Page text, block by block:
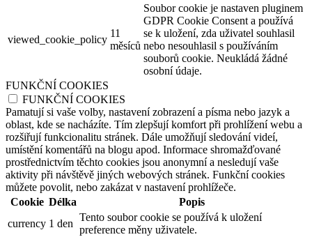
viewed_cookie_policy
11
měsíců
Soubor cookie je nastaven pluginem
GDPR Cookie Consent a používá
se k uložení, zda uživatel souhlasil
nebo nesouhlasil s používáním
souborů cookie. Neukládá žádné
osobní údaje.
FUNKČNÍ COOKIES
FUNKČNÍ COOKIES
Pamatují si vaše volby, nastavení zobrazení a písma nebo jazyk a
oblast, kde se nacházíte. Tím zlepšují komfort při prohlížení webu a
rozšiřují funkcionalitu stránek. Dále umožňují sledování videí,
umístění komentářů na blogu apod. Informace shromažďované
prostřednictvím těchto cookies jsou anonymní a nesledují vaše
aktivity při návštěvě jiných webových stránek. Funkční cookies
můžete povolit, nebo zakázat v nastavení prohlížeče.
Cookie Délka
Popis
currency 1 den
Tento soubor cookie se používá k uložení
preference měny uživatele.